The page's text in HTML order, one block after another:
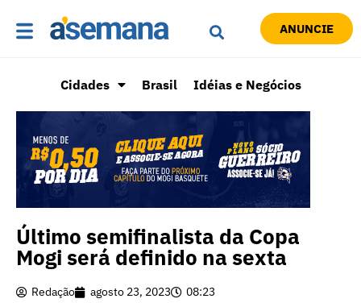
ANUNCIE
Cidades Brasil Idéias e Negócios
Último semifinalista da Copa
Mogi será definido na sexta
Redação agosto 23, 2023 08:23